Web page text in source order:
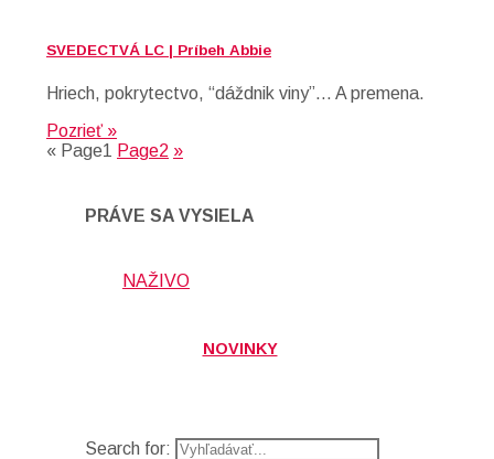
SVEDECTVÁ LC | Príbeh Abbie
Hriech, pokrytectvo, “dáždnik viny”… A premena.
Pozrieť »
« Page1 Page2 »
PRÁVE SA VYSIELA
NAŽIVO
NOVINKY
Search for: